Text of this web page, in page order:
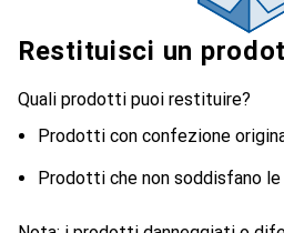
Restituisci un
Quali prodotti puoi restituire?
Prodotti con confezione
Prodotti che non soddisfano